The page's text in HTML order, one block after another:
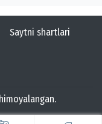
Saytni shartlari